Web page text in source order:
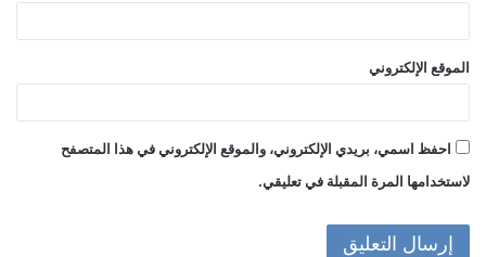
الموقع الإلكتروني
احفظ اسمي، بريدي الإلكتروني، والموقع الإلكتروني في هذا المتصفح
لاستخدامها المرة المقبلة في تعليقي.